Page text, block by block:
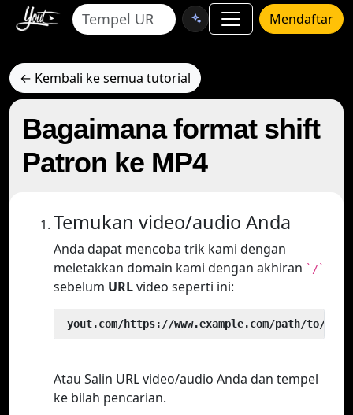
Mendaftar
← Kembali ke semua tutorial
Bagaimana format shift
Patron ke MP4
Temukan video/audio Anda
Anda dapat mencoba trik kami dengan
meletakkan domain kami dengan akhiran `/`
sebelum URLvideo seperti ini:
yout.com/https://www.example.com/path/to/
Atau Salin URL video/audio Anda dan tempel
ke bilah pencarian.